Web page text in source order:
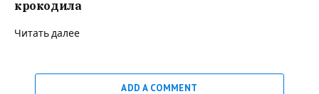
крокодила
Читать далее
ADD A COMMENT